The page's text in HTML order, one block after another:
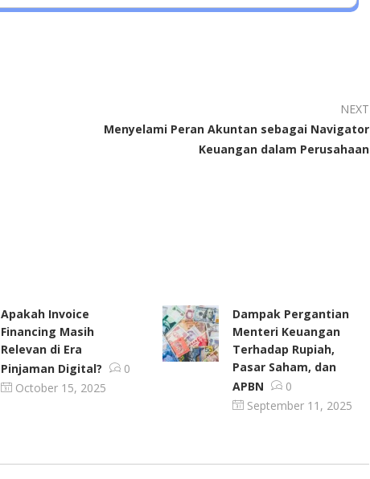
NEXT
Menyelami Peran Akuntan sebagai Navigator
Keuangan dalam Perusahaan
Apakah Invoice
Financing Masih
Relevan di Era
Pinjaman Digital?
0
October 15, 2025
Dampak Pergantian
Menteri Keuangan
Terhadap Rupiah,
Pasar Saham, dan
APBN
0
September 11, 2025